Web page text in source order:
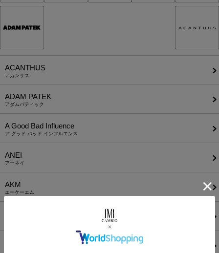
ACANTHUS
アカンサス
ADAM PATEK
アダムパティック
A Good Bad Influence
ア グッド バッド インフルエンス
ANEI
アーネイ
AKM
エーケーエム